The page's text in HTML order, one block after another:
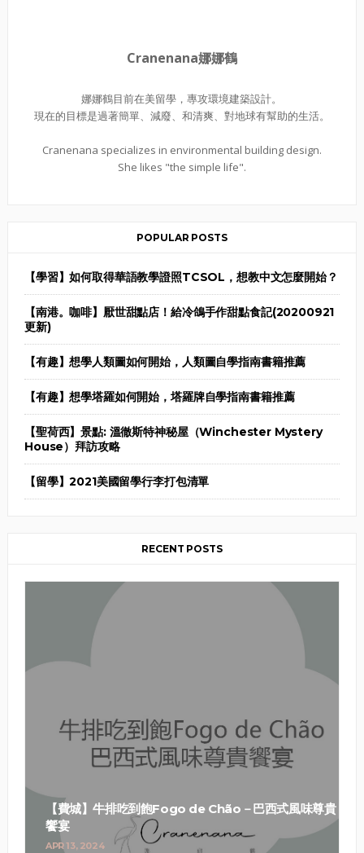
Cranenana娜娜鶴
娜娜鶴目前在美留學，專攻環境建築設計。
現在的目標是過著簡單、減廢、和清爽、對地球有幫助的生活。
Cranenana specializes in environmental building design.
She likes "the simple life".
POPULAR POSTS
【學習】如何取得華語教學證照TCSOL，想教中文怎麼開始？
【南港。咖啡】厭世甜點店！給冷鴿手作甜點食記(20200921
更新)
【有趣】想學人類圖如何開始，人類圖自學指南書籍推薦
【有趣】想學塔羅如何開始，塔羅牌自學指南書籍推薦
【聖荷西】景點: 溫徹斯特神秘屋（Winchester Mystery
House）拜訪攻略
【留學】2021美國留學行李打包清單
RECENT POSTS
【費城】牛排吃到飽Fogo de Chão－巴西式風味尊貴
饗宴
APR 13, 2024